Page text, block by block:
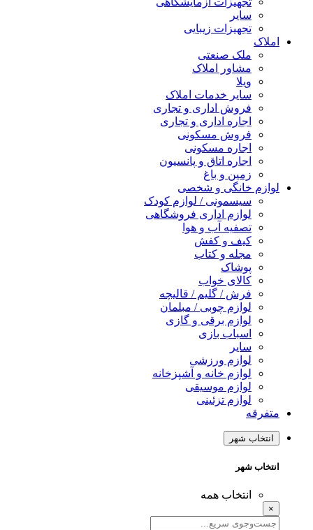
سایر
تجهیزات زیبایی
املاک
ملک صنعتی
مشاور املاک
ویلا
سایر خدمات املاک
فروش اداری و تجاری
اجاره اداری و تجاری
فروش مسکونی
اجاره مسکونی
اجاره اتاق و پانسیون
زمین و باغ
لوازم خانگی و شخصی
سیسمونی / لوازم کودک
لوازم اداری فروشگاهی
تصفیه آب و هوا
کیف و کفش
مجله و کتاب
پوشاک
کالای خواب
فرش / گلیم / قالیچه
لوازم چوبی / مبلمان
لوازم برقی و گازی
اسباب بازی
سایر
لوازم ورزشی
لوازم خانه و آشپزخانه
لوازم موسیقی
لوازم تزئینی
متفرقه
انتخاب شهر
انتخاب شهر
انتخاب همه
×